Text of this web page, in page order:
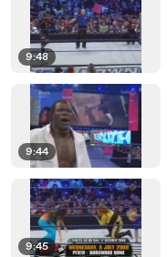
9:48
9:44
9:45